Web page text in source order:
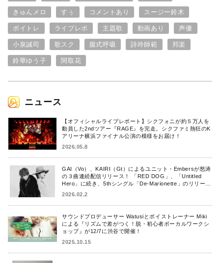
きゅんメロ すぅ コメントあり スージー鈴木
ボイトレ ライブレポ 主題歌 動画あり 声優
小泉誠司 歌スク 腹式呼吸 詩吟師範 邦楽
鈴華ゆう子 関取花
ニュース
【オフィシャルライブレポート】シクフォニが約５万人を
動員した2ndツアー『RAGE』を完走。シクファミ熱狂のK
アリーナ横浜ファイナル公演の模様をお届け！
2026.05.8
GAI（Vo）、KAIRI（Gt）によるユニット・Embersが怒涛
の３曲連続配信リリース！ 「RED DOG」、「Untitled
Hero」に続き、5thシングル「De-Marionette」のリリース
2026.02.2
サウンドプロデューサー Watusiとボイストレーナー Miki
による『リズムで差がつく！脱・初心者ボーカルワークシ
ョップ』が12/7に渋谷で開催！
2025.10.15